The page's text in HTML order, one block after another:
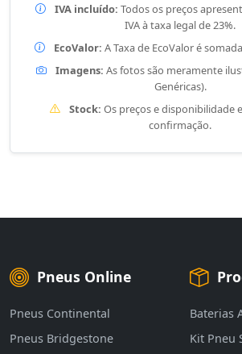
IVA incluído: Todos os preços
IVA à taxa legal de 23%.
EcoValor: A Taxa de EcoValor é
Imagens: As fotos são meramente
Genéricas).
Stock: Os preços e disponibilidade
confirmação.
Pneus Online
Pneus Continental
Pneus Bridgestone
Baterias
Kit Pneu